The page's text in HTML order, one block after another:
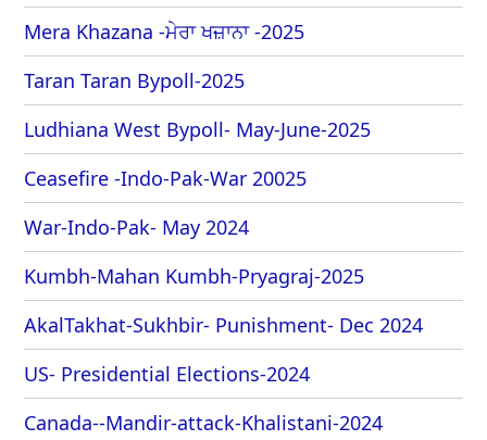
Mera Khazana -ਮੇਰਾ ਖਜ਼ਾਨਾ -2025
Taran Taran Bypoll-2025
Ludhiana West Bypoll- May-June-2025
Ceasefire -Indo-Pak-War 20025
War-Indo-Pak- May 2024
Kumbh-Mahan Kumbh-Pryagraj-2025
AkalTakhat-Sukhbir- Punishment- Dec 2024
US- Presidential Elections-2024
Canada--Mandir-attack-Khalistani-2024